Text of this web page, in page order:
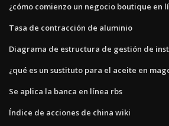
¿cómo comienzo un negocio boutique en
Tasa de contracción de aluminio
Diagrama de estructura de gestión de
¿qué es un sustituto para el aceite en
Se aplica la banca en línea rbs
Índice de acciones de china wiki